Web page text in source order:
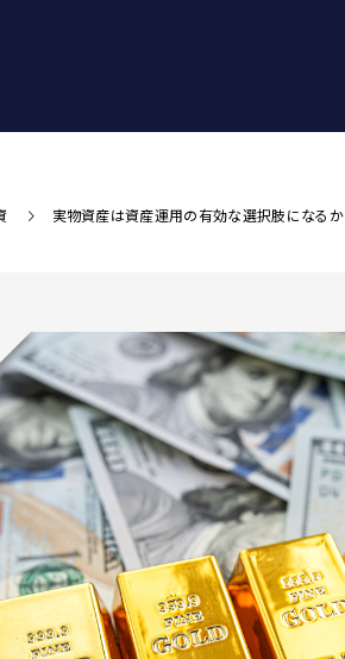
実物資産は資産運用の有効な選択肢になるか